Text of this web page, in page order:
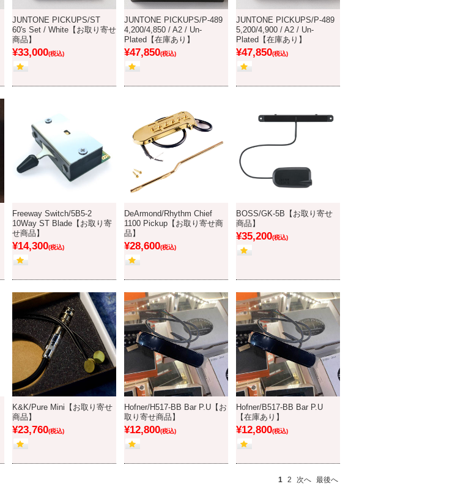
JUNTONE PICKUPS/ST
60's Set / White【お取り寄せ
商品】
¥33,000(税込)
JUNTONE PICKUPS/P-489
4,200/4,850 / A2 / Un-
Plated【在庫あり】
¥47,850(税込)
JUNTONE PICKUPS/P-489
5,200/4,900 / A2 / Un-
Plated【在庫あり】
¥47,850(税込)
Freeway Switch/5B5-2
10Way ST Blade【お取り寄
せ商品】
¥14,300(税込)
DeArmond/Rhythm Chief
1100 Pickup【お取り寄せ商
品】
¥28,600(税込)
BOSS/GK-5B【お取り寄せ
商品】
¥35,200(税込)
K&K/Pure Mini【お取り寄せ
商品】
¥23,760(税込)
Hofner/H517-BB Bar P.U【お
取り寄せ商品】
¥12,800(税込)
Hofner/B517-BB Bar P.U
【在庫あり】
¥12,800(税込)
1 2 次へ 最後へ